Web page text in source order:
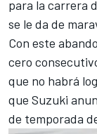
para la carrera
se le da de
Con este
cero
que no habrá
que Suzuki
de temporada